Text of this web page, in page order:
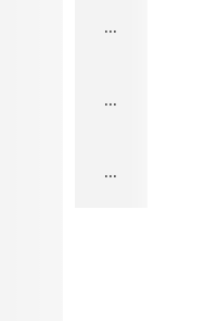
...
...
...